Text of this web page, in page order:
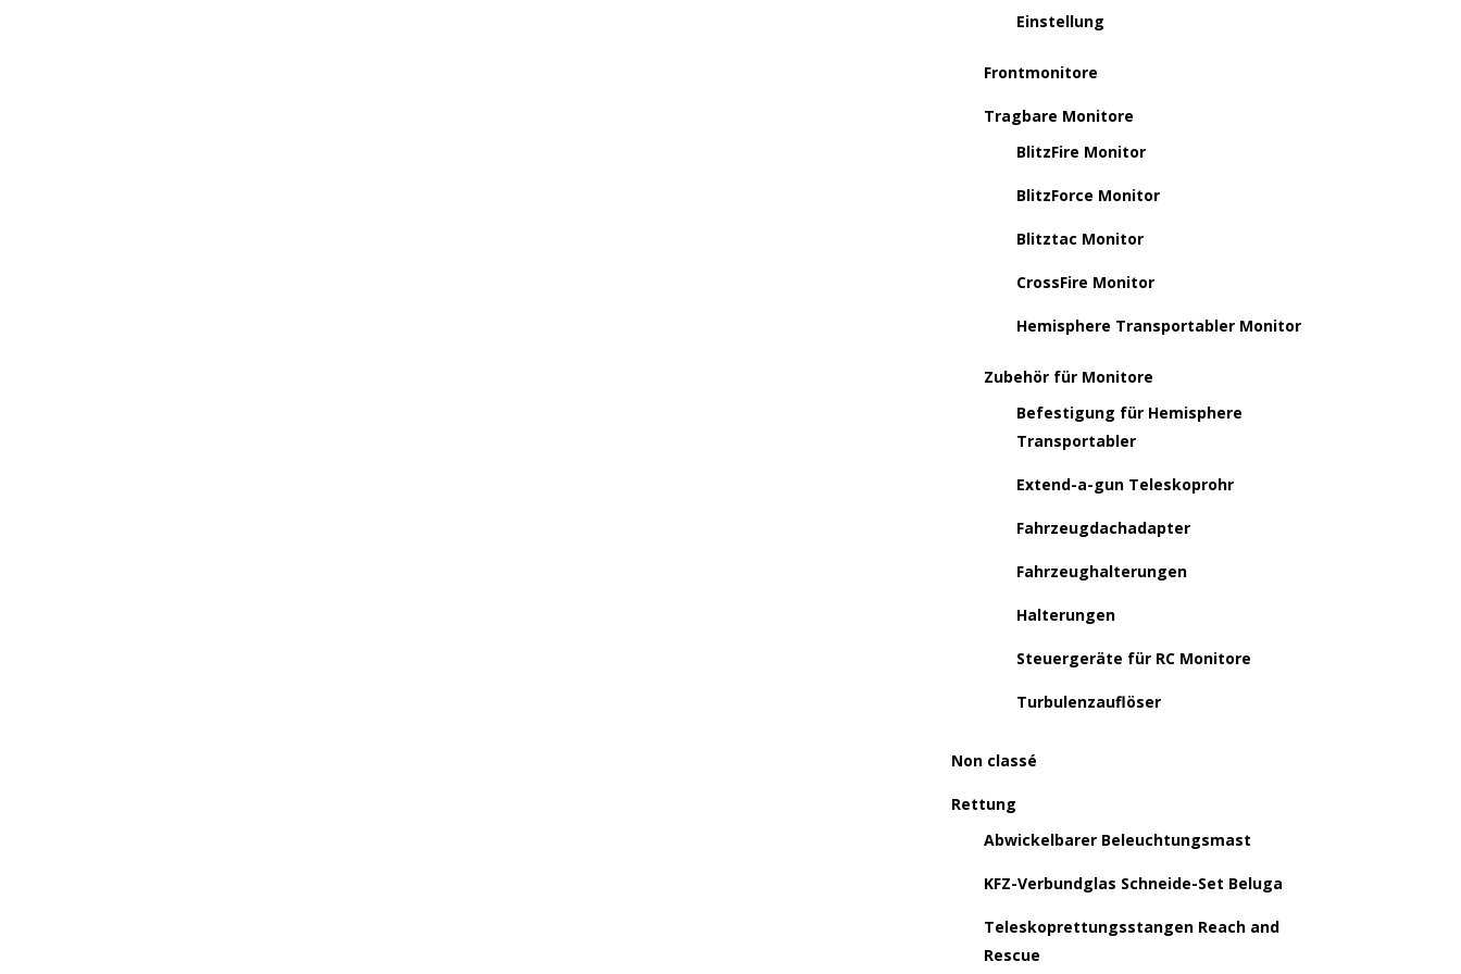
Einstellung
Frontmonitore
Tragbare Monitore
BlitzFire Monitor
BlitzForce Monitor
Blitztac Monitor
CrossFire Monitor
Hemisphere Transportabler Monitor
Zubehör für Monitore
Befestigung für Hemisphere
Transportabler
Extend-a-gun Teleskoprohr
Fahrzeugdachadapter
Fahrzeughalterungen
Halterungen
Steuergeräte für RC Monitore
Turbulenzauflöser
Non classé
Rettung
Abwickelbarer Beleuchtungsmast
KFZ-Verbundglas Schneide-Set Beluga
Teleskoprettungsstangen Reach and
Rescue